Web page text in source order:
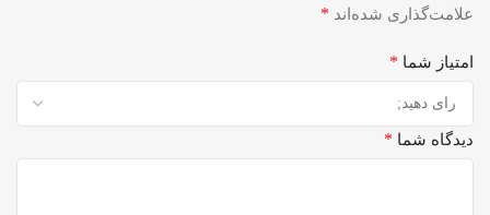
علامت‌گذاری شده‌اند *
امتیاز شما *
دیدگاه شما *